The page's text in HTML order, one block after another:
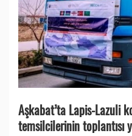
Aşkabat’ta Lapis-Lazuli
temsilcilerinin toplantısı